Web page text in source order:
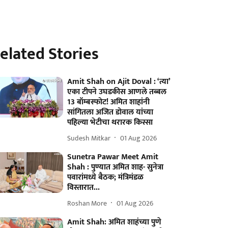
Stories
Amit Shah on Ajit Doval : ‘त्या’
एका टीपने उघडकीस आणले तब्बल
13 बॉम्बस्फोट! अमित शाहांनी
सांगितला अजित डोवाल यांच्या
पहिल्या भेटीचा थरारक किस्सा
Sudesh Mitkar 01 Aug 2026
Sunetra Pawar Meet Amit
Shah : पुण्यात अमित शाह- सुनेत्रा
पवारांमध्ये बैठक; मंत्रिमंडळ
विस्तारात...
Roshan More 01 Aug 2026
Amit Shah: अमित शाहंच्या पुणे